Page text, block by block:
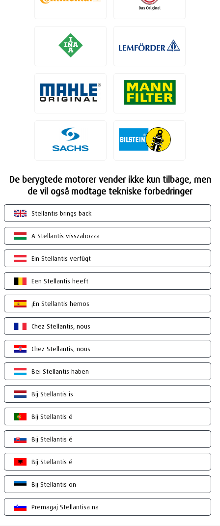
De berygtede motorer vender ikke kun tilbage, men
de vil også modtage tekniske forbedringer
Stellantis brings back
A Stellantis visszahozza
Ein Stellantis verfügt
Een Stellantis heeft
¡En Stellantis hemos
Chez Stellantis, nous
Chez Stellantis, nous
Bei Stellantis haben
Bij Stellantis is
Bij Stellantis é
Bij Stellantis é
Bij Stellantis é
Bij Stellantis on
Premagaj Stellantisa na